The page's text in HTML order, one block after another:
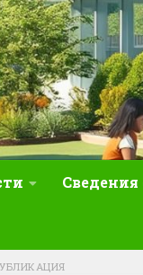
Сведения